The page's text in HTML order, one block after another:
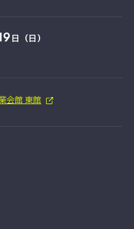
日（日）
会館 東館